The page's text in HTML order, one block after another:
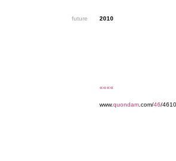
future 2010
««««
www.quondam .com/46/